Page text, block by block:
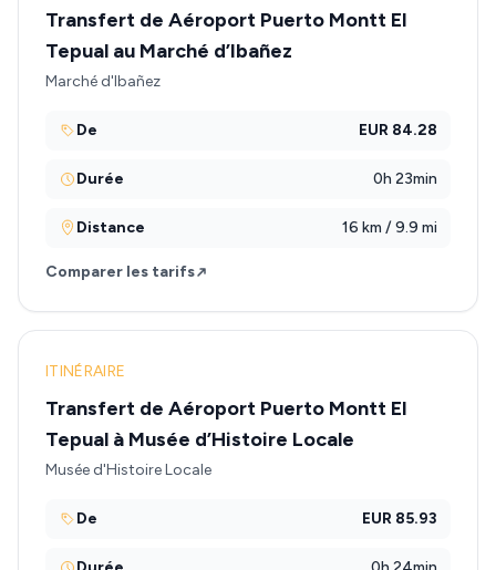
Transfert de Aéroport Puerto Montt El
Tepual au Marché d’Ibañez
Marché d'Ibañez
De EUR 84.28
Durée 0h 23min
Distance 16 km / 9.9 mi
Comparer les tarifs
ITINÉRAIRE
Transfert de Aéroport Puerto Montt El
Tepual à Musée d’Histoire Locale
Musée d'Histoire Locale
De EUR 85.93